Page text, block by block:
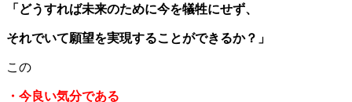
「どうすれば未来のために今を犠牲にせず、
それでいて願望を実現することができるか？」
この
・今良い気分である